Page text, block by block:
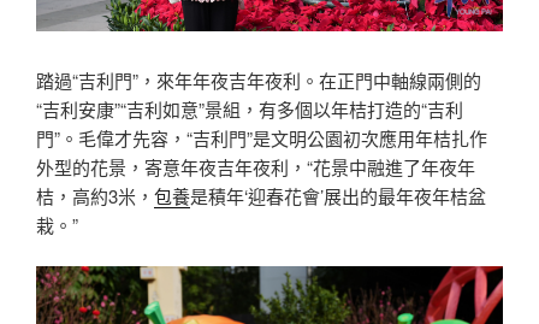
踏過“吉利門”，來年年夜吉年夜利。在正門中軸線兩側的
“吉利安康”“吉利如意”景組，有多個以年桔打造的“吉利
門”。毛偉才先容，“吉利門”是文明公園初次應用年桔扎作
外型的花景，寄意年夜吉年夜利，“花景中融進了年夜年
桔，高約3米， 包養是積年‘迎春花會’展出的最年夜年桔盆
栽。”